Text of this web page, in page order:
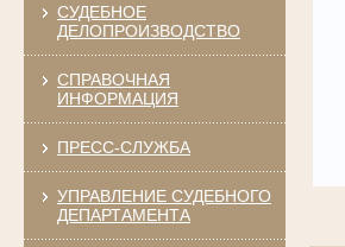
СУДЕБНОЕ
ДЕЛОПРОИЗВОДСТВО
СПРАВОЧНАЯ
ИНФОРМАЦИЯ
ПРЕСС-СЛУЖБА
УПРАВЛЕНИЕ СУДЕБНОГО
ДЕПАРТАМЕНТА